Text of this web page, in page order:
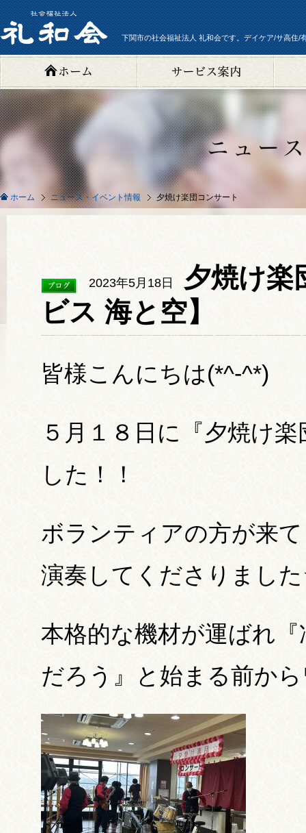
下関市の社会福祉法人 礼和会です。デイケア/サ高住/
ホーム ニュース・イベント情報 夕焼け楽団コンサート
2023年5月18日
夕焼け楽
ビス 海と空】
皆様こんにちは(*^-^*)
５月１８日に『夕焼け
した！！
ボランティアの方が来
演奏してくださりまし
本格的な機材が運ばれ
だろう』と始まる前から